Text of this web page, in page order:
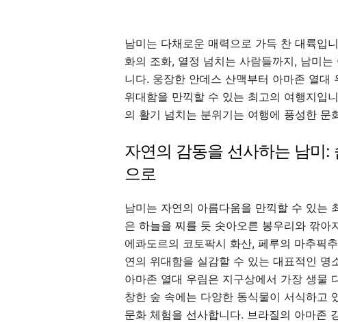
남미는 다채로운 매력으로 가득 찬 대륙입
화의 조화, 열정 넘치는 사람들까지, 남미
니다. 웅장한 안데스 산맥부터 아마존 열대
위대함을 만끽할 수 있는 최고의 여행지입
의 활기 넘치는 분위기는 여행에 풍성한 문
자연의 감동을 선사하는 남미
으로
남미는 자연의 아름다움을 만끽할 수 있는
은 하늘을 찌를 듯 솟아오른 봉우리와 깎아
에콰도르의 코토팍시 화산, 페루의 마추픽
연의 위대함을 실감할 수 있는 대표적인 명
아마존 열대 우림은 지구상에서 가장 생물
창한 숲 속에는 다양한 동식물이 서식하고
문화 체험을 선사합니다. 브라질의 아마존